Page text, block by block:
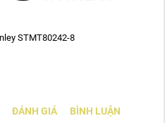
STMT80242-8
ĐÁNH GIÁ BÌNH LUẬN